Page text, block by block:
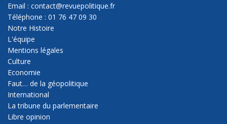
Email : contact@revuepolitique.fr
Téléphone : 01 76 47 09 30
Notre Histoire
L'équipe
Mentions légales
Culture
Economie
Faut… de la géopolitique
International
La tribune du parlementaire
Libre opinion